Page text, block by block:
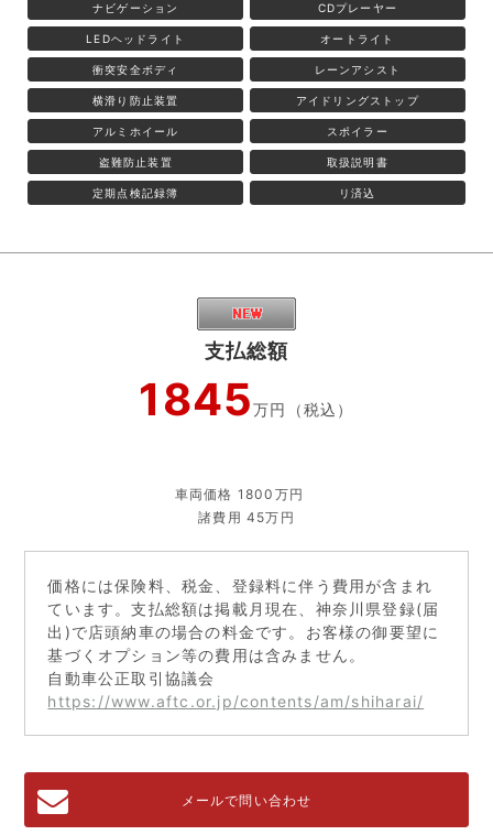
ナビゲーション CDプレーヤー
LEDヘッドライト オートライト
衝突安全ボディ レーンアシスト
横滑り防止装置 アイドリングストップ
アルミホイール スポイラー
盗難防止装置 取扱説明書
定期点検記録簿 リ済込
支払総額
1845万円（税込）
車両価格 1800万円
諸費用 45万円
価格には保険料、税金、登録料に伴う費用が含まれ
ています。支払総額は掲載月現在、神奈川県登録(届
出)で店頭納車の場合の料金です。お客様の御要望に
基づくオプション等の費用は含みません。
自動車公正取引協議会
https://www.aftc.or.jp/contents/am/shiharai/
メールで問い合わせ